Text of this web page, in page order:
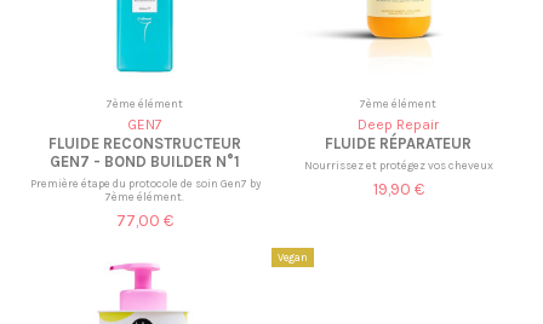
7ème élément
GEN7
FLUIDE RECONSTRUCTEUR
GEN7 - BOND BUILDER N°1
Première étape du protocole de soin Gen7 by
7ème élément.
77,00 €
7ème élément
Deep Repair
FLUIDE RÉPARATEUR
Nourrissez et protégez vos cheveux
19,90 €
Vegan